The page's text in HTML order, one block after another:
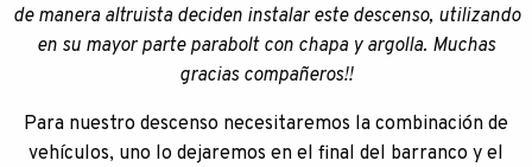
de manera altruista deciden instalar este descenso, utilizando
en su mayor parte parabolt con chapa y argolla. Muchas
gracias compañeros!!
Para nuestro descenso necesitaremos la combinación de
vehículos, uno lo dejaremos en el final del barranco y el